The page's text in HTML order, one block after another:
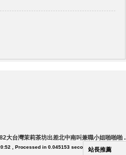
站長推薦
大台灣茉莉茶坊出差北中南叫兼職小姐啪啪啪 .
, Processed in 0.045153 second(s), 23 queries .